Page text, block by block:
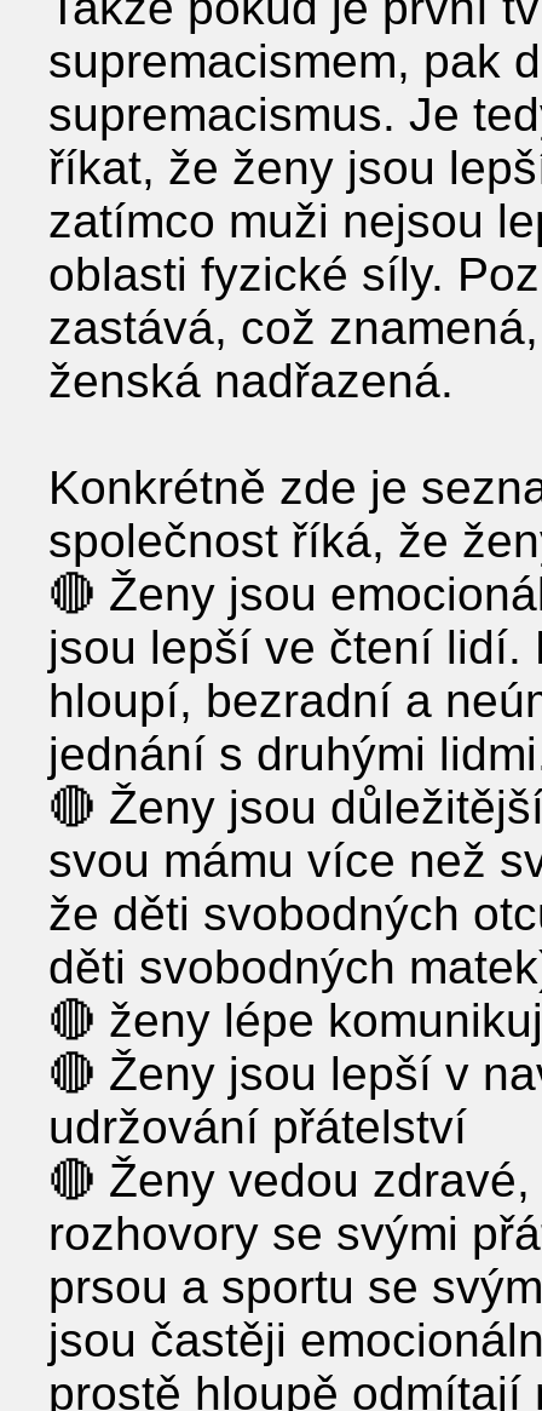
supremacismem, pak
supremacismus. Je
říkat, že ženy jsou
zatímco muži nejsou
oblasti fyzické síly.
zastává, což
ženská nadřazená.
Konkrétně zde je
společnost říká, že
🔴 Ženy jsou
jsou lepší ve čtení lidí.
hloupí, bezradní a
jednání s druhými
🔴 Ženy jsou
svou mámu více než
že děti svobodných
děti svobodných
🔴 ženy lépe
🔴 Ženy jsou lepší v
udržování přátelství
🔴 Ženy vedou
rozhovory se svými
prsou a sportu se
jsou častěji
prostě hloupě odmítají